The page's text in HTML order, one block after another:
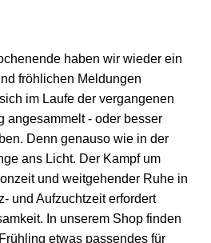
haben wir wieder ein
fröhlichen Meldungen
im Laufe der vergangenen
angesammelt - oder besser
Denn genauso wie in der
ans Licht. Der Kampf um
und weitgehender Ruhe in
und Aufzuchtzeit erfordert
In unserem Shop finden
etwas passendes für